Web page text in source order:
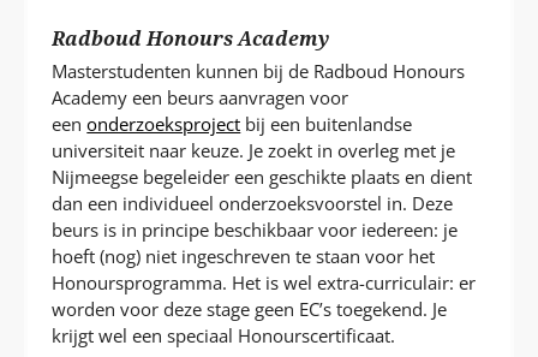
Radboud Honours Academy
Masterstudenten kunnen bij de Radboud Honours
Academy een beurs aanvragen voor
eenonderzoeksproject bij een buitenlandse
universiteit naar keuze. Je zoekt in overleg met je
Nijmeegse begeleider een geschikte plaats en dient
dan een individueel onderzoeksvoorstel in. Deze
beurs is in principe beschikbaar voor iedereen: je
hoeft (nog) niet ingeschreven te staan voor het
Honoursprogramma. Het is wel extra-curriculair: er
worden voor deze stage geen EC’s toegekend. Je
krijgt wel een speciaal Honourscertificaat.